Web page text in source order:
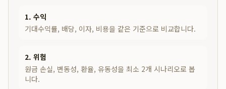
1. 수익
기대수익률, 배당, 이자, 비용을 같은 기준으로 비교합니다.
2. 위험
원금 손실, 변동성, 환율, 유동성을 최소 2개 시나리오로 봅
니다.